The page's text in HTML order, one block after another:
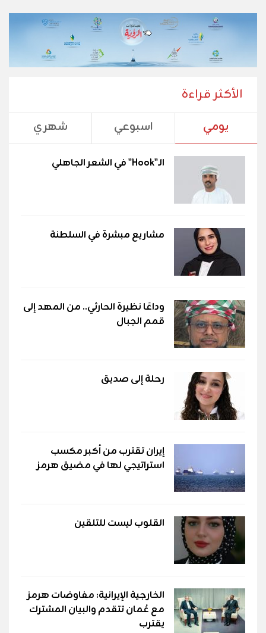
الأكثر قراءة
يومي اسبوعي شهري
الـ"Hook" في الشعر الجاهلي
مشاريع مبشرة في السلطنة
وداعًا نظيرة الحارثي.. من المهد إلى
قمم الجبال
رحلة إلى صديق
إيران تقترب من أكبر مكسب
استراتيجي لها في مضيق هرمز
القلوب ليست للتلقين
الخارجية الإيرانية: مفاوضات هرمز
مع عُمان تتقدم والبيان المشترك
يقترب